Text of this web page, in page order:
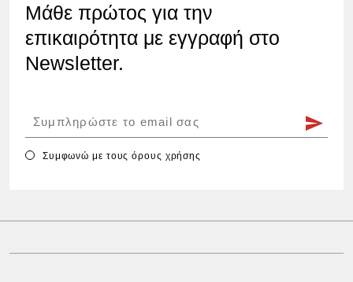
Μάθε πρώτος για την
επικαιρότητα με εγγραφή στο
Newsletter.
Συμφωνώ με τουςόρους χρήσης